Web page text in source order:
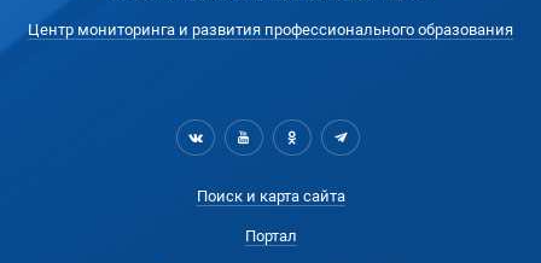
Центр мониторинга и развития профессионального образования
Поиск и карта сайта
Портал